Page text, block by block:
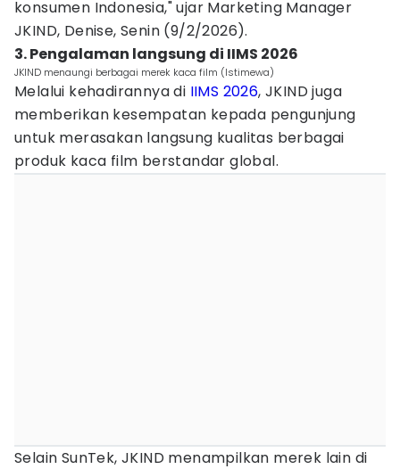
konsumen Indonesia," ujar Marketing Manager
JKIND, Denise, Senin (9/2/2026).
3. Pengalaman langsung di IIMS 2026
JKIND menaungi berbagai merek kaca film (Istimewa)
Melalui kehadirannya di IIMS 2026, JKIND juga
memberikan kesempatan kepada pengunjung
untuk merasakan langsung kualitas berbagai
produk kaca film berstandar global.
Selain SunTek, JKIND menampilkan merek lain di